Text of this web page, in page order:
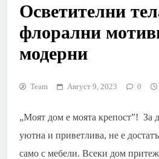
Осветителни
флорални
модерни
Team Август 9, 2023 0
„Моят дом е моята крепост”! За
уютна и приветлива, не е
само с мебели. Всеки дом